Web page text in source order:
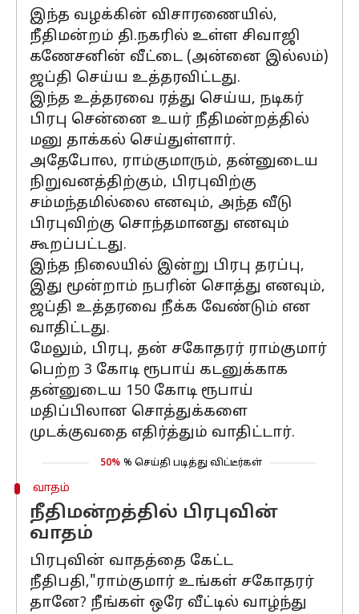
இந்த வழக்கின் விசாரணையில்,
நீதிமன்றம் தி.நகரில் உள்ள சிவாஜி
கணேசனின் வீட்டை (அன்னை இல்லம்)
ஜப்தி செய்ய உத்தரவிட்டது.
இந்த உத்தரவை ரத்து செய்ய, நடிகர்
பிரபு சென்னை உயர் நீதிமன்றத்தில்
மனு தாக்கல் செய்துள்ளார்.
அதேபோல, ராம்குமாரும், தன்னுடைய
நிறுவனத்திற்கும், பிரபுவிற்கு
சம்மந்தமில்லை எனவும், அந்த வீடு
பிரபுவிற்கு சொந்தமானது எனவும்
கூறப்பட்டது.
இந்த நிலையில் இன்று பிரபு தரப்பு,
இது மூன்றாம் நபரின் சொத்து எனவும்,
ஜப்தி உத்தரவை நீக்க வேண்டும் என
வாதிட்டது.
மேலும், பிரபு, தன் சகோதரர் ராம்குமார்
பெற்ற 3 கோடி ரூபாய் கடனுக்காக
தன்னுடைய 150 கோடி ரூபாய்
மதிப்பிலான சொத்துக்களை
முடக்குவதை எதிர்த்தும் வாதிட்டார்.
50% % செய்தி படித்து விட்டீர்கள்
வாதம்
நீதிமன்றத்தில் பிரபுவின்
வாதம்
பிரபுவின் வாதத்தை கேட்ட
நீதிபதி,"ராம்குமார் உங்கள் சகோதரர்
தானே? நீங்கள் ஒரே வீட்டில் வாழ்ந்து